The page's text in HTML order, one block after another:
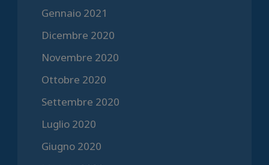
Gennaio 2021
Dicembre 2020
Novembre 2020
Ottobre 2020
Settembre 2020
Luglio 2020
Giugno 2020